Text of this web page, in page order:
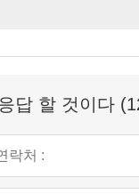
답 할 것이다